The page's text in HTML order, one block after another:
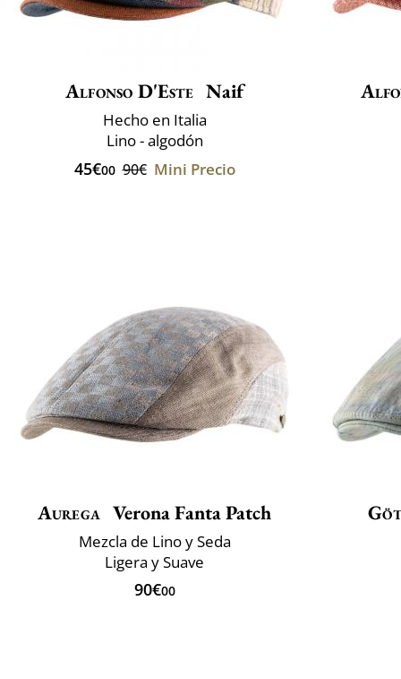
Alfonso D'Este Naif
Hecho en Italia
Lino - algodón
45€00 90€ Mini Precio
Aurega Verona Fanta Patch
Mezcla de Lino y Seda
Ligera y Suave
90€00